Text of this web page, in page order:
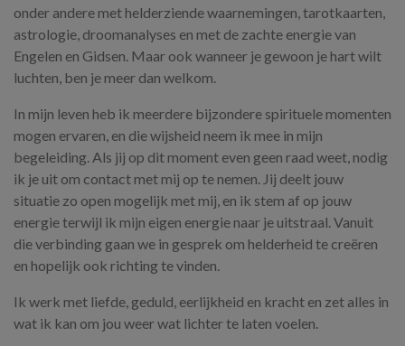
onder andere met helderziende waarnemingen, tarotkaarten,
astrologie, droomanalyses en met de zachte energie van
Engelen en Gidsen. Maar ook wanneer je gewoon je hart wilt
luchten, ben je meer dan welkom.
In mijn leven heb ik meerdere bijzondere spirituele momenten
mogen ervaren, en die wijsheid neem ik mee in mijn
begeleiding. Als jij op dit moment even geen raad weet, nodig
ik je uit om contact met mij op te nemen. Jij deelt jouw
situatie zo open mogelijk met mij, en ik stem af op jouw
energie terwijl ik mijn eigen energie naar je uitstraal. Vanuit
die verbinding gaan we in gesprek om helderheid te creëren
en hopelijk ook richting te vinden.
Ik werk met liefde, geduld, eerlijkheid en kracht en zet alles in
wat ik kan om jou weer wat lichter te laten voelen.